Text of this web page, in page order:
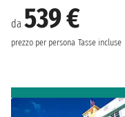
da 539 €
prezzo per persona Tasse incluse